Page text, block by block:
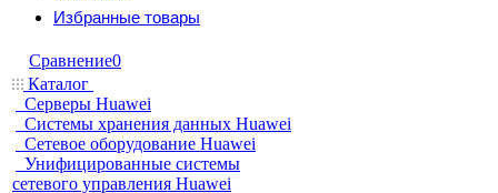
Избранные товары
Сравнение0
Каталог
Серверы Huawei
Системы хранения данных Huawei
Сетевое оборудование Huawei
Унифицированные системы
сетевого управления Huawei